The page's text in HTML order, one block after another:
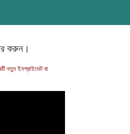
করুন।
নতুন ইনপ্রাইভেট বা